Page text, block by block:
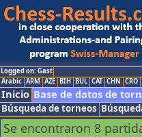
Logged on: Gast
Arabic ARM AZE BIH BUL CAT CHN CRO
Inicio Base de datos de
Búsqueda de torneos
Se encontraron 8